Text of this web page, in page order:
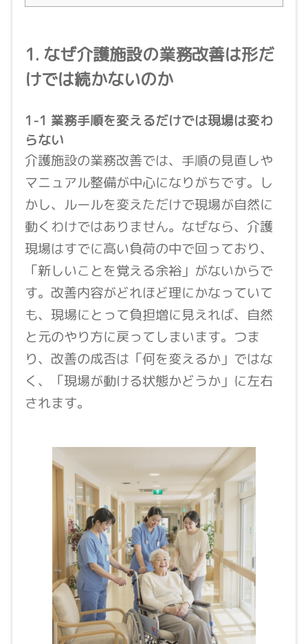
1. なぜ介護施設の業務改善は形だ
けでは続かないのか
1-1 業務手順を変えるだけでは現場は変わ
らない
介護施設の業務改善では、手順の見直しや
マニュアル整備が中心になりがちです。し
かし、ルールを変えただけで現場が自然に
動くわけではありません。なぜなら、介護
現場はすでに高い負荷の中で回っており、
「新しいことを覚える余裕」がないからで
す。改善内容がどれほど理にかなっていて
も、現場にとって負担増に見えれば、自然
と元のやり方に戻ってしまいます。つま
り、改善の成否は「何を変えるか」ではな
く、「現場が動ける状態かどうか」に左右
されます。